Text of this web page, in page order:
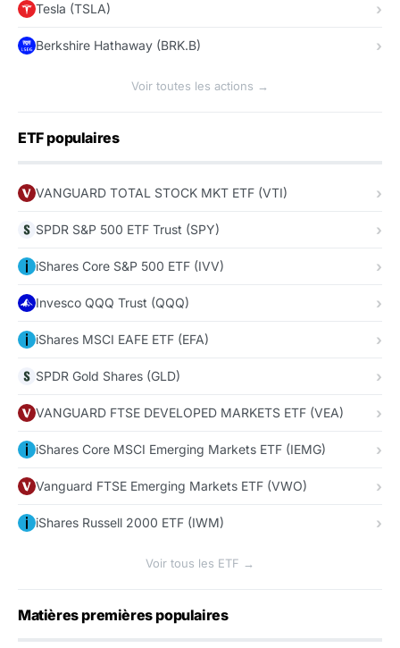
Tesla (TSLA)
Berkshire Hathaway (BRK.B)
Voir toutes les actions →
ETF populaires
VANGUARD TOTAL STOCK MKT ETF (VTI)
SPDR S&P 500 ETF Trust (SPY)
iShares Core S&P 500 ETF (IVV)
Invesco QQQ Trust (QQQ)
iShares MSCI EAFE ETF (EFA)
SPDR Gold Shares (GLD)
VANGUARD FTSE DEVELOPED MARKETS ETF (VEA)
iShares Core MSCI Emerging Markets ETF (IEMG)
Vanguard FTSE Emerging Markets ETF (VWO)
iShares Russell 2000 ETF (IWM)
Voir tous les ETF →
Matières premières populaires